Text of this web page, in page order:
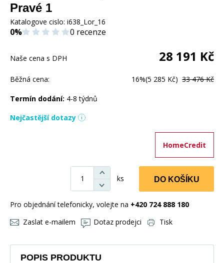
Pravé 1
Katalogove cislo: i638_Lor_16
0% 0 recenze
Naše cena s DPH 28 191 Kč
Běžná cena: 16%(5 285 Kč) 33 476 Kč
Termín dodání: 4-8 týdnů
Nejčastější dotazy
HomeCredit
ks DO KOŠÍKU
Pro objednání telefonicky, volejte na +420 724 888 180
Zaslat e-mailem
Dotaz prodejci Tisk
POPIS PRODUKTU